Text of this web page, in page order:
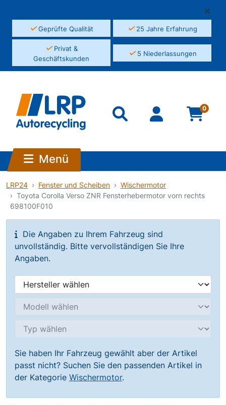
✓Geprüfte Qualität ✓25 Jahre Erfahrung
✓Privat &
Geschäftskunden
✓5 Niederlassungen
0
Menü
LRP24 Fenster und Scheiben
Wischermotor
Toyota Corolla Verso ZNR Fensterhebermotor vorn rechts
698100F010
Die Angaben zu Ihrem Fahrzeug sind
unvollständig. Bitte vervollständigen Sie Ihre
Angaben.
Sie haben Ihr Fahrzeug gewählt aber der Artikel
passt nicht? Suchen Sie den passenden Artikel in
der Kategorie Wischermotor.